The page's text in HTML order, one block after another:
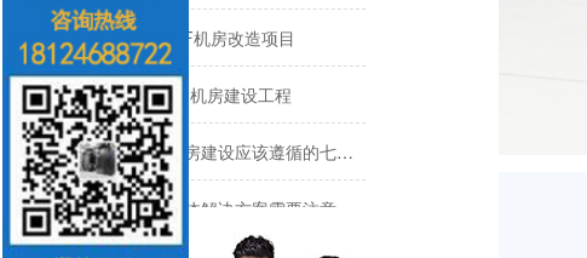
震雄集团-4F机房改造项目
勤诚达总部-机房建设工程
数据中心机房建设应该遵循的七大原则-深圳华思特
机房建设整体解决方案需要注意的几点--华思特一站式机房建设服务商